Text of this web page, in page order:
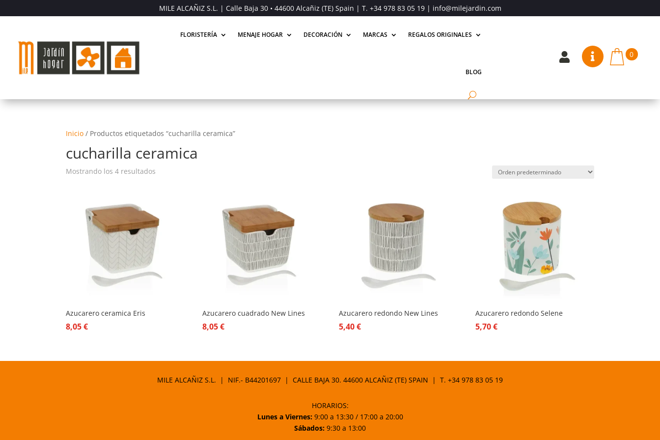
MILE ALCAÑIZ S.L. | Calle Baja 30 • 44600 Alcañiz (TE) Spain | T. +34 978 83 05 19| info@milejardin.com
FLORISTERÍA MENAJE HOGAR DECORACIÓN MARCAS REGALOS ORIGINALES
BLOG
  0
Inicio / Productos etiquetados “cucharilla ceramica”
cucharilla ceramica
Mostrando los 4 resultados
Azucarero ceramica Eris
8,05€
Azucarero cuadrado New Lines
8,05€
Azucarero redondo New Lines
5,40€
Azucarero redondo Selene
5,70€
MILE ALCAÑIZ S.L. | NIF.- B44201697 | CALLE BAJA 30. 44600 ALCAÑIZ (TE) SPAIN | T. +34 978 83 05 19
HORARIOS:
Lunes a Viernes:9:00 a 13:30 / 17:00 a 20:00
Sábados: 9:30 a 13:00